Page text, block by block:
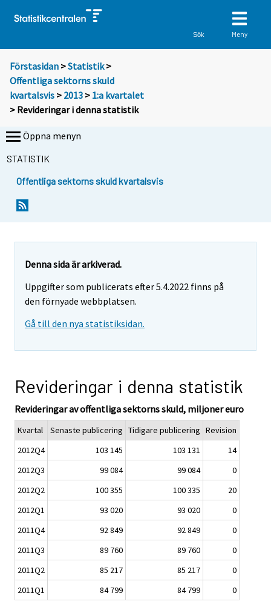
Sök Meny
Förstasidan >Statistik >
Offentliga sektorns skuld
kvartalsvis > 2013 > 1:a kvartalet
> Revideringar i denna statistik
Öppna menyn
STATISTIK
Offentliga sektorns skuld kvartalsvis
Denna sida är arkiverad.
Uppgifter som publicerats efter 5.4.2022 finns på
den förnyade webbplatsen.
Gå till den nya statistiksidan.
Revideringar i denna statistik
Revideringar av offentliga sektorns skuld, miljoner euro
Kvartal Senaste publicering Tidigare publicering Revision
2012Q4
103 145 103 131
14
2012Q3
99 084 99 084
0
2012Q2
100 355 100 335
20
2012Q1
93 020 93 020
0
2011Q4
92 849 92 849
0
2011Q3
89 760 89 760
0
2011Q2
85 217 85 217
0
2011Q1
84 799 84 799 0